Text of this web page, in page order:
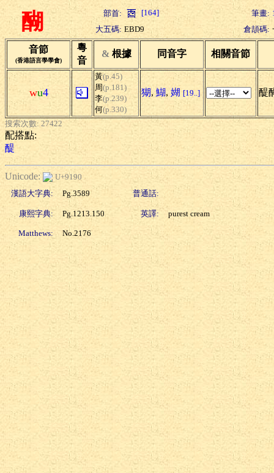
醐 部首: [164] 筆畫:
大五碼: EBD9 倉頡碼:
音節
(香港語言學學會)
粵
音
& 根據 同音字 相關音節
wu4
黃(p.45)
周(p.181)
李(p.239)
何(p.330)
猢, 鰗, 媩 [19..] 醍
搜索次數: 27422
配搭點:
醍
Unicode:
U+9190
漢語大字典:
Pg.3589 普通話:
康熙字典: Pg.1213.150 英譯: purest cream
Matthews: No.2176